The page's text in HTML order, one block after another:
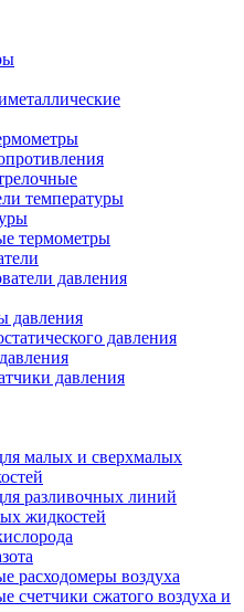
температуры
термометры
давления
давления
давления
давления
малых и сверхмалых
разливочных линий
жидкостей
расходомеры воздуха
сжатого воздуха и